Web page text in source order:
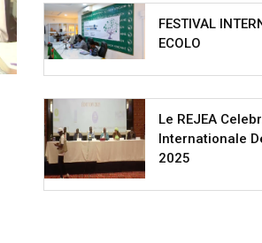
FESTIVAL
ECOLO
Le REJEA
Internationale
2025